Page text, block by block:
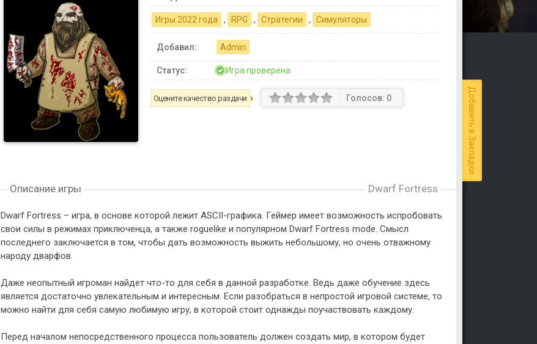
Добавить в Закладки
Игры 2022 года , RPG , Стратегии , Симуляторы
Добавил: Admin
Статус: Игра проверена
Оцените качество раздачи Голосов: 0
Описание игры Dwarf Fortress
Dwarf Fortress – игра, в основе которой лежит ASCII-графика. Геймер имеет возможность испробовать
свои силы в режимах приключенца, а также roguelike и популярном Dwarf Fortress mode. Смысл
последнего заключается в том, чтобы дать возможность выжить небольшому, но очень отважному
народу дварфов.
Даже неопытный игроман найдет что-то для себя в данной разработке. Ведь даже обучение здесь
является достаточно увлекательным и интересным. Если разобраться в непростой игровой системе, то
можно найти для себя самую любимую игру, в которой стоит однажды поучаствовать каждому.
Перед началом непосредственного процесса пользователь должен создать мир, в котором будет